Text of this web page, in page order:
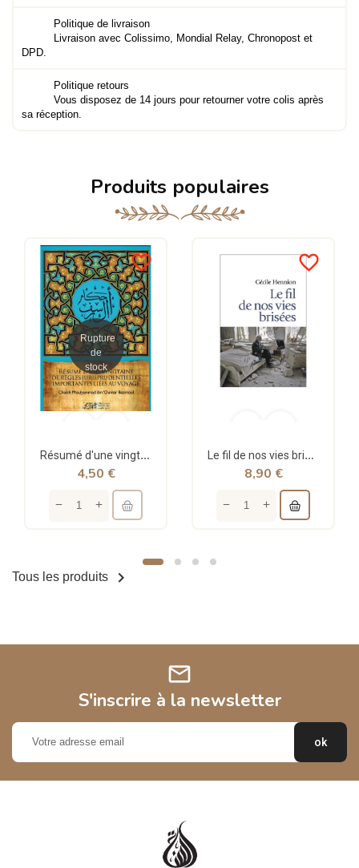
Politique de livraison
Livraison avec Colissimo, Mondial Relay, Chronopost et
DPD.
Politique retours
Vous disposez de 14 jours pour retourner votre colis après
sa réception.
Produits populaires
favorite_border
Rupture
de
stock
Résumé d'une vingtaine de règles jurisprudentielles liées au voyage - Bazmoul - Héritage...
4,50 €
favorite_border
Le fil de nos vies brisées - poche - Cécile Hennion - Points
8,90 €
Tous les produits 
mail
S'inscrire à la newsletter